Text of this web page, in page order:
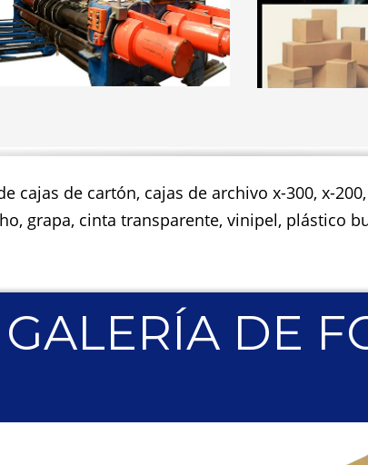
cajas de cartón, cajas de archivo x-300, x-
grapa, cinta transparente, vinipel, plástico
GALERÍA DE